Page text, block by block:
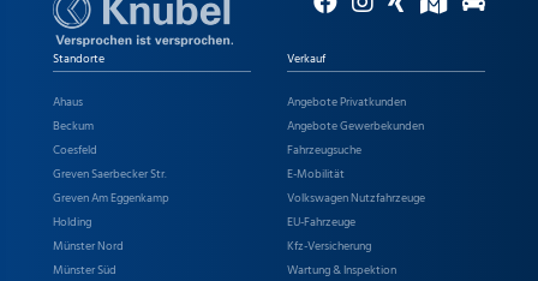
Standorte
Ahaus
Beckum
Coesfeld
Greven Saerbecker Str.
Greven Am Eggenkamp
Holding
Münster Nord
Münster Süd
Verkauf
Angebote Privatkunden
Angebote Gewerbekunden
Fahrzeugsuche
E-Mobilität
Volkswagen Nutzfahrzeuge
EU-Fahrzeuge
Kfz-Versicherung
Wartung & Inspektion